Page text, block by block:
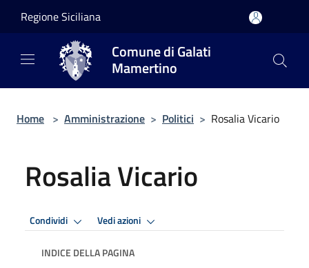
Regione Siciliana
Comune di Galati
Mamertino
Home > Amministrazione > Politici > Rosalia Vicario
Rosalia Vicario
Condividi Vedi azioni
INDICE DELLA PAGINA